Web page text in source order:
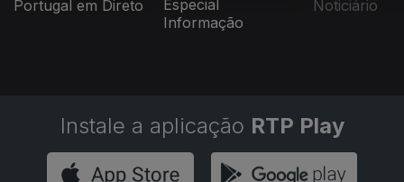
Portugal em Direto
Especial
Informação
Noticiário
Instale a aplicação RTP Play